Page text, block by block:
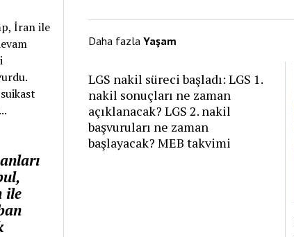
İran ile
ile
Daha fazla Yaşam
LGS nakil süreci başladı: LGS 1.
nakil sonuçları ne zaman
açıklanacak? LGS 2. nakil
başvuruları ne zaman
başlayacak? MEB takvimi